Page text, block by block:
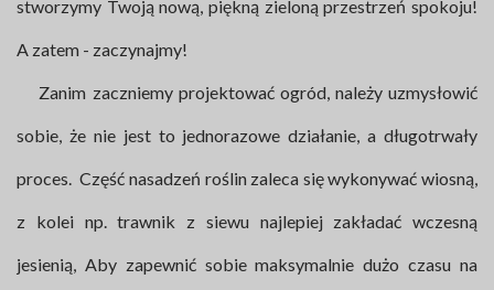
stworzymy Twoją nową, piękną zieloną przestrzeń spokoju!
A zatem - zaczynajmy!
Zanim zaczniemy projektować ogród, należy uzmysłowić
sobie, że nie jest to jednorazowe działanie, a długotrwały
proces. Część nasadzeń roślin zaleca się wykonywać wiosną,
z kolei np. trawnik z siewu najlepiej zakładać wczesną
jesienią, Aby zapewnić sobie maksymalnie dużo czasu na